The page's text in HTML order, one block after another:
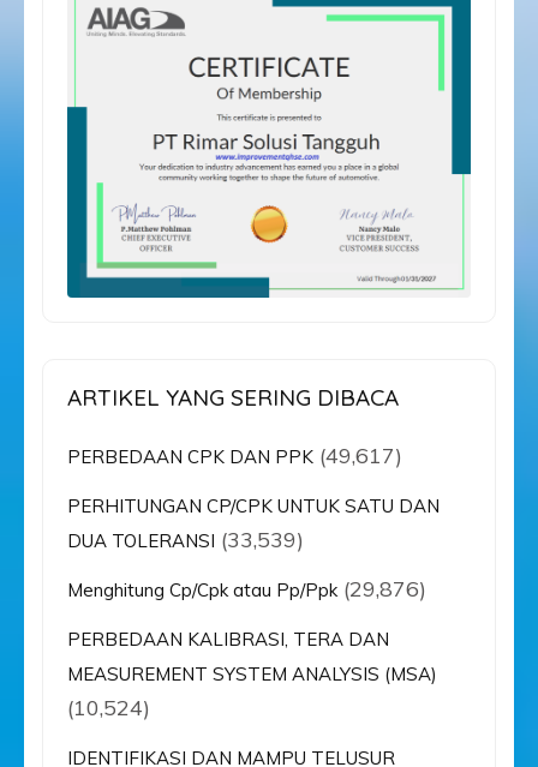
ARTIKEL YANG SERING DIBACA
PERBEDAAN CPK DAN PPK (49,617)
PERHITUNGAN CP/CPK UNTUK SATU DAN
DUA TOLERANSI (33,539)
Menghitung Cp/Cpk atau Pp/Ppk (29,876)
PERBEDAAN KALIBRASI, TERA DAN
MEASUREMENT SYSTEM ANALYSIS (MSA)
(10,524)
IDENTIFIKASI DAN MAMPU TELUSUR